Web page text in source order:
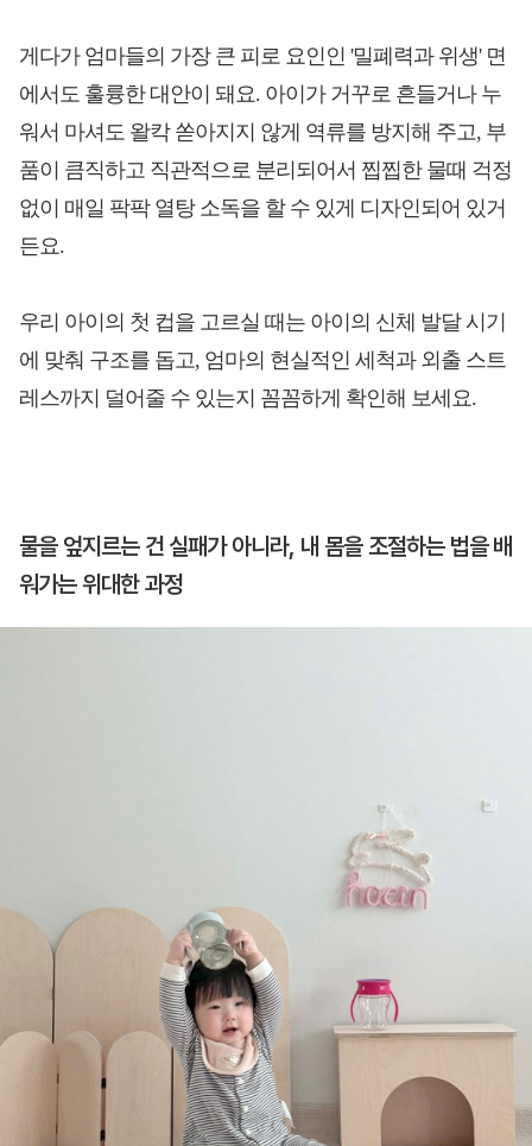
게다가 엄마들의 가장 큰 피로 요인인 '밀폐력과 위생' 면
에서도 훌륭한 대안이 돼요. 아이가 거꾸로 흔들거나 누
워서 마셔도 왈칵 쏟아지지 않게 역류를 방지해 주고, 부
품이 큼직하고 직관적으로 분리되어서 찝찝한 물때 걱정
없이 매일 팍팍 열탕 소독을 할 수 있게 디자인되어 있거
든요.
우리 아이의 첫 컵을 고르실 때는 아이의 신체 발달 시기
에 맞춰 구조를 돕고, 엄마의 현실적인 세척과 외출 스트
레스까지 덜어줄 수 있는지 꼼꼼하게 확인해 보세요.
물을 엎지르는 건 실패가 아니라, 내 몸을 조절하는 법을 배
워가는 위대한 과정